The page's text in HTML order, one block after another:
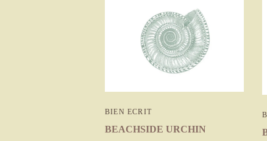
BIEN ECRIT
BEACHSIDE URCHIN